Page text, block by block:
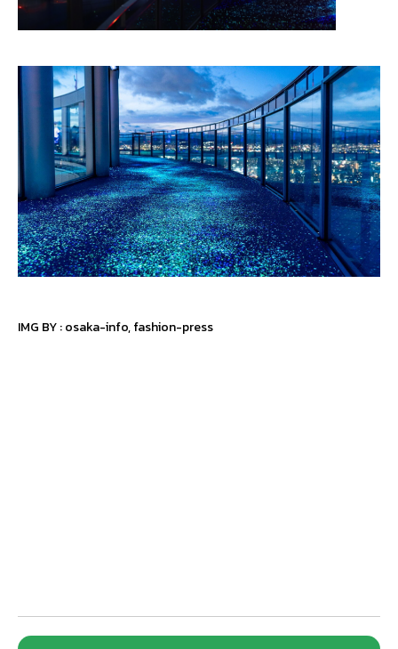
IMG BY :osaka-info,fashion-press